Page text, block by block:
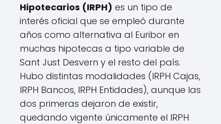
Hipotecarios (IRPH) es un tipo de
interés oficial que se empleó durante
años como alternativa al Euribor en
muchas hipotecas a tipo variable de
Sant Just Desvern y el resto del país.
Hubo distintas modalidades (IRPH Cajas,
IRPH Bancos, IRPH Entidades), aunque las
dos primeras dejaron de existir,
quedando vigente únicamente el IRPH